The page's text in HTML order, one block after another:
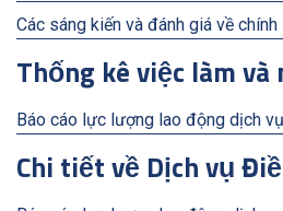
Các sáng kiến và đánh giá về
Thống kê việc làm
Báo cáo lực lượng lao động dịch
Chi tiết về Dịch vụ